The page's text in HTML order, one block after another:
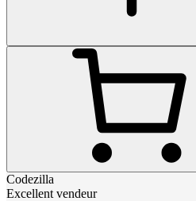
Codezilla
Excellent vendeur